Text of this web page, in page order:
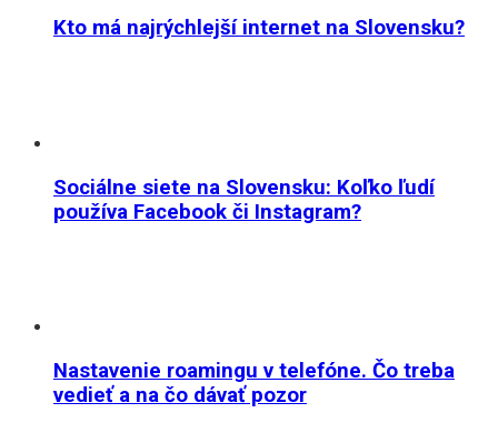
Kto má najrýchlejší internet na Slovensku?
Sociálne siete na Slovensku: Koľko ľudí
používa Facebook či Instagram?
Nastavenie roamingu v telefóne. Čo treba
vedieť a na čo dávať pozor